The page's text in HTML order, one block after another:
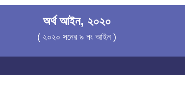
অর্থ আইন, ২০২০
( ২০২০ সনের ৯ নং আইন )